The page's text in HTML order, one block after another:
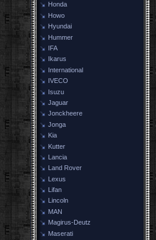
Honda
Howo
Hyundai
Hummer
IFA
Ikarus
International
IVECO
Isuzu
Jaguar
Jonckheere
Jonga
Kia
Kutter
Lancia
Land Rover
Lexus
Lifan
Lincoln
MAN
Magirus-Deutz
Maserati